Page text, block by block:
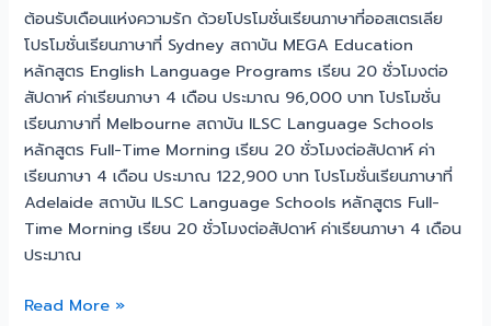
ต้อนรับเดือนแห่งความรัก ด้วยโปรโมชั่นเรียนภาษาที่ออสเตรเลีย
โปรโมชั่นเรียนภาษาที่ Sydney สถาบัน MEGA Education
หลักสูตร English Language Programs เรียน 20 ชั่วโมงต่อ
สัปดาห์ ค่าเรียนภาษา 4 เดือน ประมาณ 96,000 บาท โปรโมชั่น
เรียนภาษาที่ Melbourne สถาบัน ILSC Language Schools
หลักสูตร Full-Time Morning เรียน 20 ชั่วโมงต่อสัปดาห์ ค่า
เรียนภาษา 4 เดือน ประมาณ 122,900 บาท โปรโมชั่นเรียนภาษาที่
Adelaide สถาบัน ILSC Language Schools หลักสูตร Full-
Time Morning เรียน 20 ชั่วโมงต่อสัปดาห์ ค่าเรียนภาษา 4 เดือน
ประมาณ
Read More »